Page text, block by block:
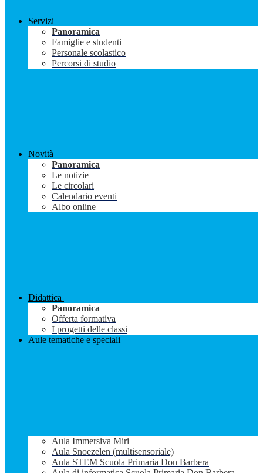
Servizi
Panoramica
Famiglie e studenti
Personale scolastico
Percorsi di studio
Novità
Panoramica
Le notizie
Le circolari
Calendario eventi
Albo online
Didattica
Panoramica
Offerta formativa
I progetti delle classi
Aule tematiche e speciali
Aula Immersiva Miri
Aula Snoezelen (multisensoriale)
Aula STEM Scuola Primaria Don Barbera